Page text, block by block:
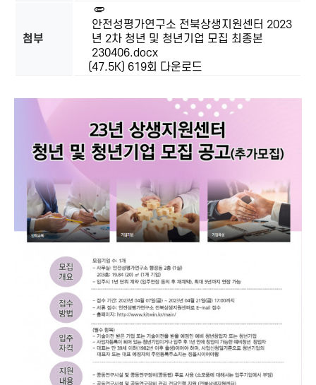
첨부
안전성평가연구소 전북상생지원센터 2023
년 2차 청년 및 청년기업 모집 최종본
230406.docx
(47.5K) 619회 다운로드